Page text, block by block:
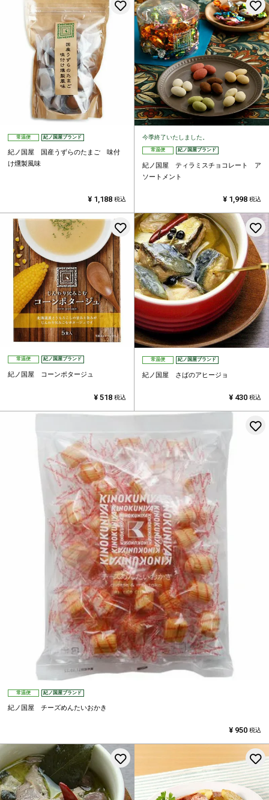
常温便 紀ノ国屋ブランド
紀ノ国屋 国産うずらのたまご 味付
け燻製風味
¥ 1,188 税込
今季終了いたしました。
常温便 紀ノ国屋ブランド
紀ノ国屋 ティラミスチョコレート ア
ソートメント
¥ 1,998 税込
常温便 紀ノ国屋ブランド
紀ノ国屋 コーンポタージュ
お気に入りに登録する
¥ 518 税込
常温便 紀ノ国屋ブランド
紀ノ国屋 さばのアヒージョ
¥ 430 税込
常温便 紀ノ国屋ブランド
紀ノ国屋 チーズめんたいおかき
¥ 950 税込